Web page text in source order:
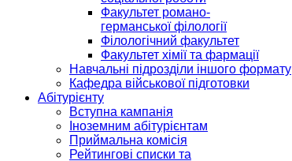
Факультет романо-
германської філології
Філологічний факультет
Факультет хімії та фармації
Навчальні підрозділи іншого формату
Кафедра військової підготовки
Абітурієнту
Вступна кампанія
Іноземним абітурієнтам
Приймальна комісія
Рейтингові списки та